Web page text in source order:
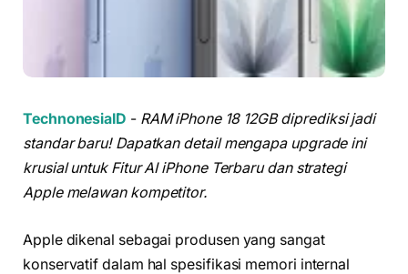
TechnonesiaID - RAM iPhone 18 12GB diprediksi jadi
standar baru! Dapatkan detail mengapa upgrade ini
krusial untuk Fitur AI iPhone Terbaru dan strategi
Apple melawan kompetitor.
Apple dikenal sebagai produsen yang sangat
konservatif dalam hal spesifikasi memori internal